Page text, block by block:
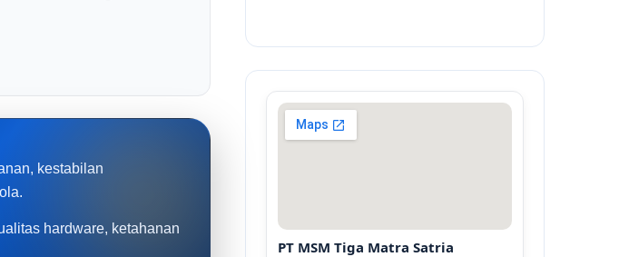
kestabilan
hardware, ketahanan
PT MSM Tiga Matra Satria